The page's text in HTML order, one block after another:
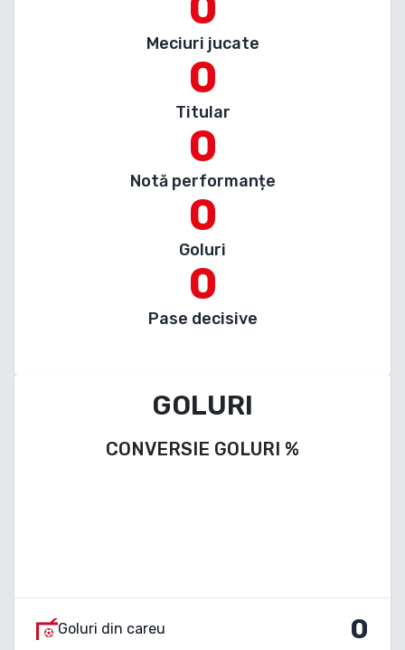
Meciuri jucate
0
Titular
0
Notă performanțe
0
Goluri
0
Pase decisive
GOLURI
CONVERSIE GOLURI %
Goluri din careu 0